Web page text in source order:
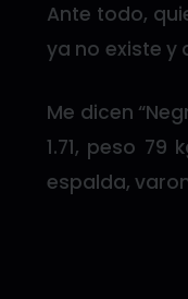
Ante todo,
ya no existe y
Me dicen
1.71, peso
espalda,